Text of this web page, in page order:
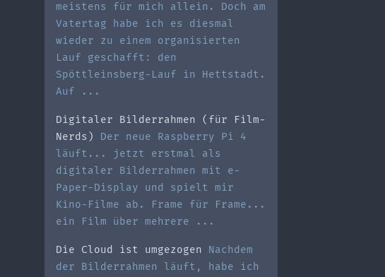
meistens für mich allein. Doch am
Vatertag habe ich es diesmal
wieder zu einem organisierten
Lauf geschafft: den
Spöttleinsberg-Lauf in Hettstadt.
Auf ...
Digitaler Bilderrahmen (für Film-
Nerds)
Der neue Raspberry Pi 4
läuft... jetzt erstmal als
digitaler Bilderrahmen mit e-
Paper-Display und spielt mir
Kino-Filme ab. Frame für Frame...
ein Film über mehrere ...
Die Cloud ist umgezogen
Nachdem
der Bilderrahmen läuft, habe ich